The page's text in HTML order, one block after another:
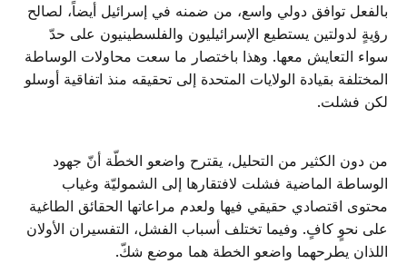
بالفعل توافق دولي واسع، من ضمنه في إسرائيل أيضاً، لصالح
رؤيةٍ لدولتين يستطيع الإسرائيليون والفلسطينيون على حدّ
سواء التعايش معها. وهذا باختصار ما سعت محاولات الوساطة
المختلفة بقيادة الولايات المتحدة إلى تحقيقه منذ اتفاقية أوسلو
لكن فشلت.
من دون الكثير من التحليل، يقترح واضعو الخطّة أنّ جهود
الوساطة الماضية فشلت لافتقارها إلى الشموليّة وغياب
محتوى اقتصادي حقيقي فيها ولعدم مراعاتها الحقائق الطاغية
على نحوٍ كافٍ. وفيما تختلف أسباب الفشل، التفسيران الأولان
اللذان يطرحهما واضعو الخطة هما موضع شكّ.